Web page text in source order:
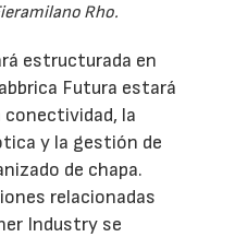
Rho.
estructurada en
Futura estará
la
y la gestión de
de chapa.
relacionadas
Industry se